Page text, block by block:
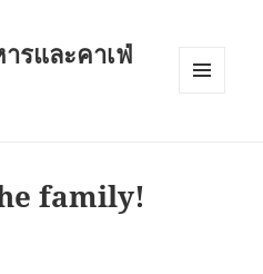
รและคาเฟ่
family!